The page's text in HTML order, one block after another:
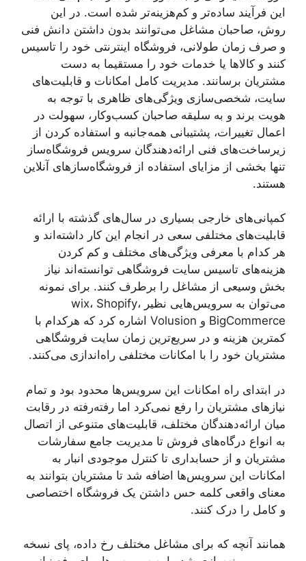
این فرآیند ساده‌تر و کم‌هزینه‌تر شده است. در این
روش، صاحبان مشاغل می‌توانند بدون داشتن دانش فنی
و صرف زمان طولانی، فروشگاه اینترنتی خود را تاسیس
کنند و کالاها یا خدمات خود را مستقیما به دست
مشتریان برسانند. مدیریت کامل امکانات و قابلیت‌های
سایت، شخصی‌سازی ویژگی‌های ظاهری با توجه به
هویت برند و به سلیقه صاحبان کسب‌وکار، سهولت در
اعمال تغییرات، پشتیبانی همه‌جانبه و استفاده کردن از
زیرساخت‌های فنی ارائه‌دهندگان سرویس فروشگاه‌ساز
تنها بخشی از مزایای استفاده از فروشگاه‌سازهای آنلاین
هستند.
کمپانی‌های خارجی بسیاری در سال‌های گذشته با ارائه
قابلیت‌های مختلفی سعی در انجام این کار داشته‌اند و
هر کدام با معرفی ویژگی‌های مختلف و کم کردن
هزینه‌های تاسیس سایت فروشگاهی توانسته‌اند نیاز
بخش وسیعی از مشاغل را برطرف کنند. برای نمونه
می‌توان به سرویس‌هایی نظیر wix، Shopify،
BigCommerce و Volusion اشاره کرد که هرکدام با
کمترین هزینه و در سریع‌ترین زمان سایت فروشگاهی
مشتریان خود را با امکانات مختلفی راه‌اندازی می‌کنند.
در ابتدای راه امکانات این سرویس‌ها محدود بود و تمام
نیازهای مشتریان را رفع نمی‌کرد اما رفته‌رفته در رقابت
میان ارائه‌دهندگان مختلف، قابلیت‌های متنوعی از اتصال
به انواع درگاه‌های فروش تا مدیریت جامع سفارشات
مشتریان و از حسابداری تا کنترل موجودی انبار به
امکانات این سرویس‌ها اضافه شد تا مشتریان بتوانند به
معنای واقعی کلمه حس داشتن یک فروشگاه اختصاصی
و کامل را درک کنند.
همانند آنچه که برای مشاغل مختلف رخ داده، پای نسخه